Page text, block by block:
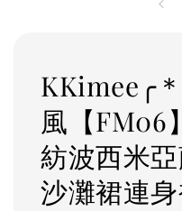
KKimee╭
風【FM06
紡波西米
沙灘裙連